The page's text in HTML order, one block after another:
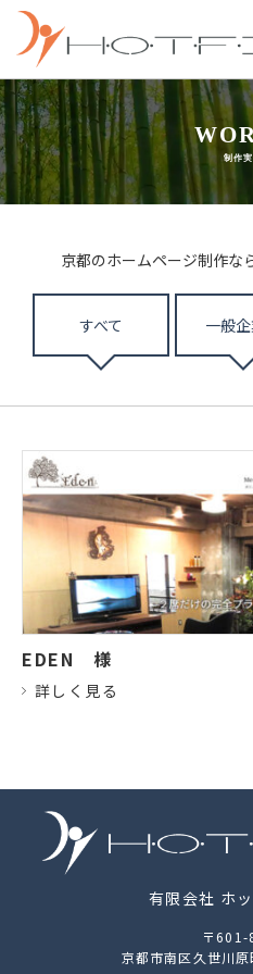
制作
京都のホームページ制作な
すべて 一般
EDEN 様
詳しく見る
有限会社 ホ
〒601-
京都市南区久世川